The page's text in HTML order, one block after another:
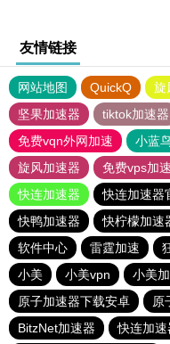
友情链接
网站地图 QuickQ 旋
坚果加速器
tiktok加速器
免费vqn外网加速
小蓝
旋风加速器
免费vps加
快连加速器
快连加速器
快鸭加速器
快柠檬加速
软件中心
雷霆加速
小美
小美vpn 小美
原子加速器下载安卓
原
BitzNet加速器
快连加